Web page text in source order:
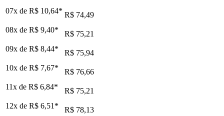
07x de R$ 10,64* R$ 74,49
08x de R$ 9,40*
R$ 75,21
09x de R$ 8,44*
R$ 75,94
10x de R$ 7,67*
R$ 76,66
11x de R$ 6,84*
R$ 75,21
12x de R$ 6,51 * R$ 78,13